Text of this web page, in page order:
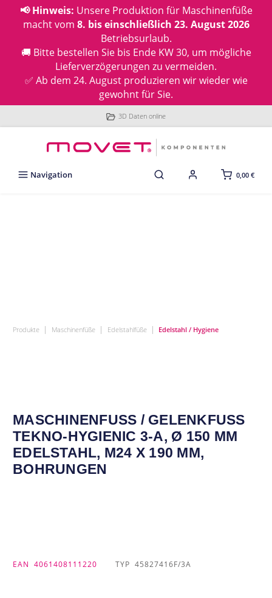
📢 Hinweis: Unsere Produktion für Maschinenfüße
macht vom 8. bis einschließlich 23. August 2026
Betriebsurlaub.
🚚 Bitte bestellen Sie bis Ende KW 30, um mögliche
Lieferverzögerungen zu vermeiden.
✅ Ab dem 24. August produzieren wir wieder wie
gewohnt für Sie.
3D Daten online
Navigation 0,00 €
Produkte | Maschinenfüße | Edelstahlfüße | Edelstahl / Hygiene
MASCHINENFUSS / GELENKFUSS TE
KNO-HYGIENIC 3-A, Ø 150 MM ED
ELSTAHL, M24 X 190 MM, BO
HRUNGEN
EAN 4061408111220 TYP 45827416F/3A